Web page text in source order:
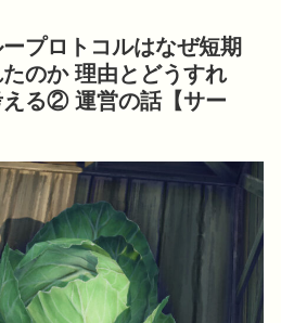
ープロトコルはなぜ短期
のか 理由とどうすれ
る② 運営の話【サー